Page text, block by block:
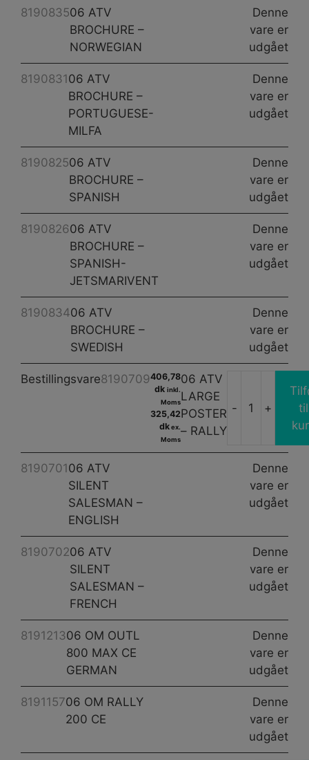
Denne
vare er
udgået
819083506 ATV
BROCHURE –
NORWEGIAN
Denne
vare er
udgået
8190831 06 ATV
BROCHURE –
PORTUGUESE-
MILFA
Denne
vare er
udgået
819082506 ATV
BROCHURE –
SPANISH
Denne
vare er
udgået
819082606 ATV
BROCHURE –
SPANISH-
JETSMARIVENT
Denne
vare er
udgået
819083406 ATV
BROCHURE –
SWEDISH
8190709
06 ATV
LARGE
POSTER
– RALLY
406,78
dk inkl.
Moms
325,42
dkex.
Moms
Bestillingsvare
-
ATV
-
+
til
Denne
vare er
udgået
8190701 06 ATV
SILENT
SALESMAN –
ENGLISH
Denne
vare er
udgået
819070206 ATV
SILENT
SALESMAN –
FRENCH
Denne
vare er
udgået
819121306 OM OUTL
800 MAX CE
GERMAN
Denne
vare er
udgået
819115706 OM RALLY
200 CE